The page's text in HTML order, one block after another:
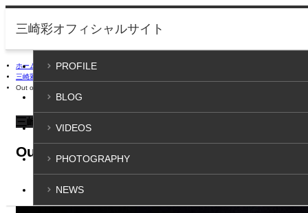
PROFILE
BLOG
VIDEOS
PHOTOGRAPHY
NEWS
ホーム
三崎彩 Videos
Out of breath ヨハン・インガー
三崎彩 Videos
Out of breath ヨハン・インガー
三崎彩 Videos